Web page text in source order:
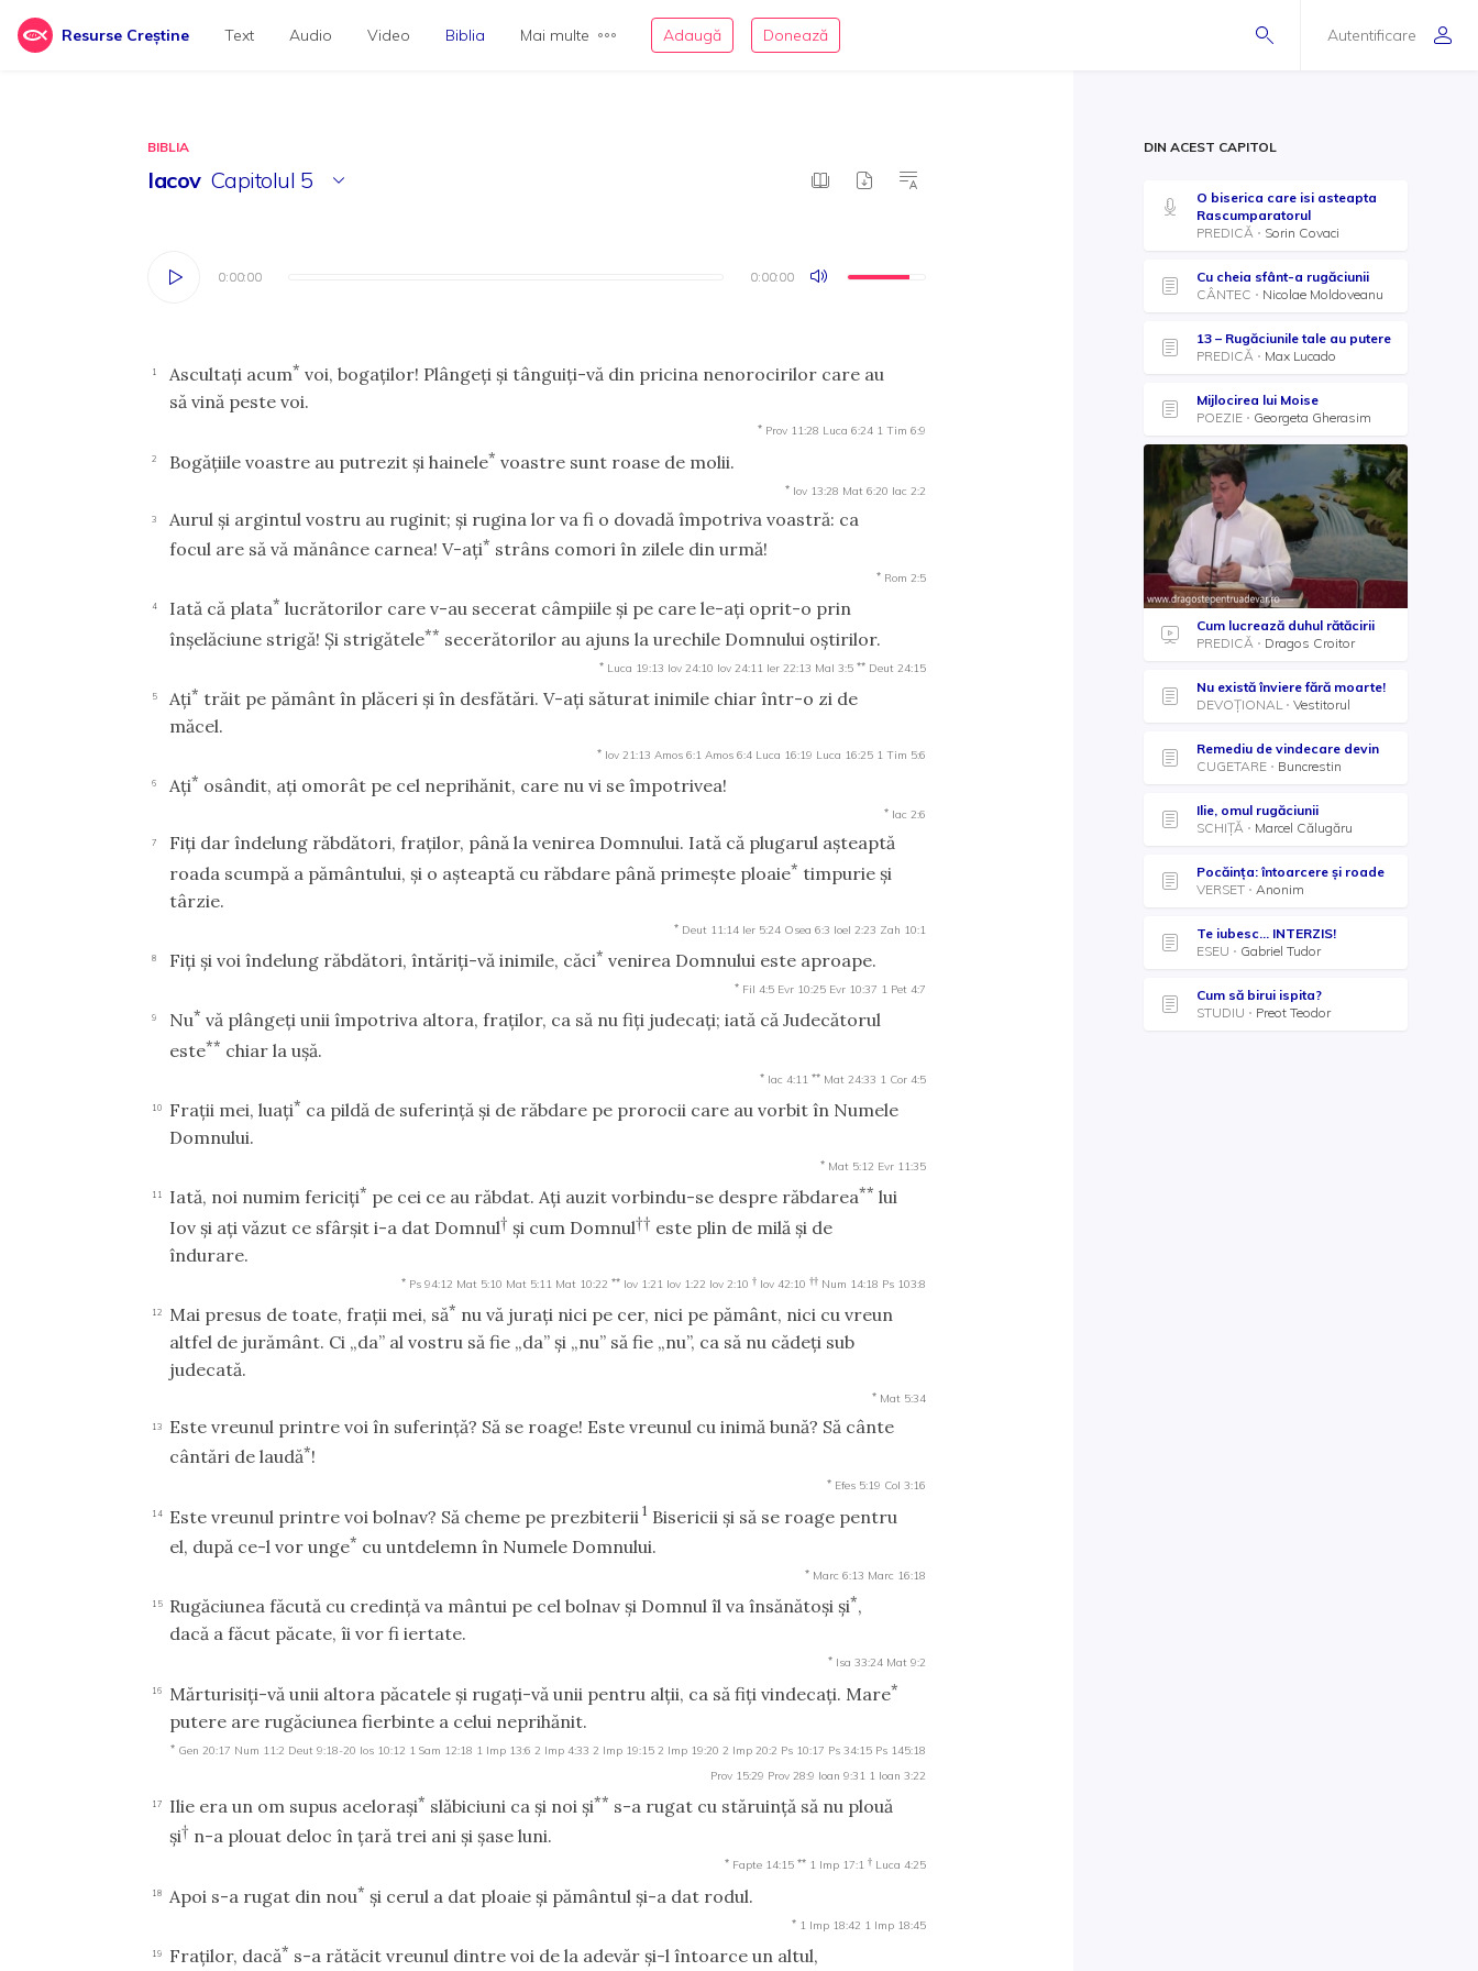
Resurse Creștine Autentificare
Text Audio Video Biblia Mai multe Adaugă Donează
BIBLIA
Iacov Capitolul 5
0:00:00 0:00:00
0:00:00 0:00:00
1 Ascultaţi acum* voi, bogaţilor! Plângeţi şi tânguiţi-vă din pricina nenorocirilor care au
să vină peste voi.
* Prov 11:28 Luca 6:24 1 Tim 6:9
2 Bogăţiile voastre au putrezit şi hainele* voastre sunt roase de molii.
* Iov 13:28 Mat 6:20 Iac 2:2
3
Aurul şi argintul vostru au ruginit; şi rugina lor va fi o dovadă împotriva voastră: ca
focul are să vă mănânce carnea! V-aţi* strâns comori în zilele din urmă!
* Rom 2:5
4 Iată că plata* lucrătorilor care v-au secerat câmpiile şi pe care le-aţi oprit-o prin
înşelăciune strigă! Şi strigătele** secerătorilor au ajuns la urechile Domnului oştirilor.
* Luca 19:13 Iov 24:10 Iov 24:11 Ier 22:13 Mal 3:5 ** Deut 24:15
5 Aţi* trăit pe pământ în plăceri şi în desfătări. V-aţi săturat inimile chiar într-o zi de
măcel.
* Iov 21:13 Amos 6:1 Amos 6:4 Luca 16:19 Luca 16:25 1 Tim 5:6
6 Aţi* osândit, aţi omorât pe cel neprihănit, care nu vi se împotrivea!
* Iac 2:6
7
Fiţi dar îndelung răbdători, fraţilor, până la venirea Domnului. Iată că plugarul aşteaptă
roada scumpă a pământului, şi o aşteaptă cu răbdare până primeşte ploaie* timpurie şi
târzie.
* Deut 11:14 Ier 5:24 Osea 6:3 Ioel 2:23 Zah 10:1
8 Fiţi şi voi îndelung răbdători, întăriţi-vă inimile, căci* venirea Domnului este aproape.
* Fil 4:5 Evr 10:25 Evr 10:37 1 Pet 4:7
9 Nu* vă plângeţi unii împotriva altora, fraţilor, ca să nu fiţi judecaţi; iată că Judecătorul
este** chiar la uşă.
* Iac 4:11 ** Mat 24:33 1 Cor 4:5
10 Fraţii mei, luaţi* ca pildă de suferinţă şi de răbdare pe prorocii care au vorbit în Numele
Domnului.
* Mat 5:12 Evr 11:35
11 Iată, noi numim fericiţi* pe cei ce au răbdat. Aţi auzit vorbindu-se despre răbdarea** lui
Iov şi aţi văzut ce sfârşit i-a dat Domnul† şi cum Domnul†† este plin de milă şi de
îndurare.
* Ps 94:12 Mat 5:10 Mat 5:11 Mat 10:22 ** Iov 1:21 Iov 1:22 Iov 2:10 † Iov 42:10 †† Num 14:18 Ps 103:8
12 Mai presus de toate, fraţii mei, să* nu vă juraţi nici pe cer, nici pe pământ, nici cu vreun
altfel de jurământ. Ci „da” al vostru să fie „da” şi „nu” să fie „nu”, ca să nu cădeţi sub
judecată.
* Mat 5:34
13
Este vreunul printre voi în suferinţă? Să se roage! Este vreunul cu inimă bună? Să cânte
cântări de laudă*!
* Efes 5:19 Col 3:16
14 Este vreunul printre voi bolnav? Să cheme pe prezbiterii 1 Bisericii şi să se roage pentru
el, după ce-l vor unge* cu untdelemn în Numele Domnului.
* Marc 6:13 Marc 16:18
15 Rugăciunea făcută cu credinţă va mântui pe cel bolnav şi Domnul îl va însănătoşi şi*,
dacă a făcut păcate, îi vor fi iertate.
* Isa 33:24 Mat 9:2
16 Mărturisiţi-vă unii altora păcatele şi rugaţi-vă unii pentru alţii, ca să fiţi vindecaţi. Mare*
putere are rugăciunea fierbinte a celui neprihănit.
* Gen 20:17 Num 11:2 Deut 9:18-20 Ios 10:12 1 Sam 12:18 1 Imp 13:6 2 Imp 4:33 2 Imp 19:15 2 Imp 19:20 2 Imp 20:2 Ps 10:17 Ps 34:15 Ps 145:18
Prov 15:29 Prov 28:9 Ioan 9:31 1 Ioan 3:22
17 Ilie era un om supus aceloraşi* slăbiciuni ca şi noi şi** s-a rugat cu stăruinţă să nu plouă
şi† n-a plouat deloc în ţară trei ani şi şase luni.
* Fapte 14:15 ** 1 Imp 17:1 † Luca 4:25
18 Apoi s-a rugat din nou* şi cerul a dat ploaie şi pământul şi-a dat rodul.
* 1 Imp 18:42 1 Imp 18:45
19 Fraţilor, dacă* s-a rătăcit vreunul dintre voi de la adevăr şi-l întoarce un altul,
DIN ACEST CAPITOL
O biserica care isi asteapta
Rascumparatorul
PREDICĂ
Sorin Covaci
Cu cheia sfânt-a rugăciunii
CÂNTEC
Nicolae Moldoveanu
13 – Rugăciunile tale au putere
PREDICĂ
Max Lucado
Mijlocirea lui Moise
POEZIE
Georgeta Gherasim
Cum lucrează duhul rătăcirii
PREDICĂ
Dragos Croitor
Nu există înviere fără moarte!
DEVOȚIONAL
Vestitorul
Remediu de vindecare devin
CUGETARE
Buncrestin
Ilie, omul rugăciunii
SCHIȚĂ
Marcel Călugăru
Pocăința: întoarcere și roade
VERSET
Anonim
Te iubesc... INTERZIS!
ESEU
Gabriel Tudor
Cum să birui ispita?
STUDIU
Preot Teodor